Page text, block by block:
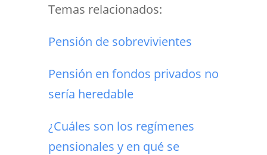
Temas relacionados:
Pensión de sobrevivientes
Pensión en fondos privados no
sería heredable
¿Cuáles son los regímenes
pensionales y en qué se